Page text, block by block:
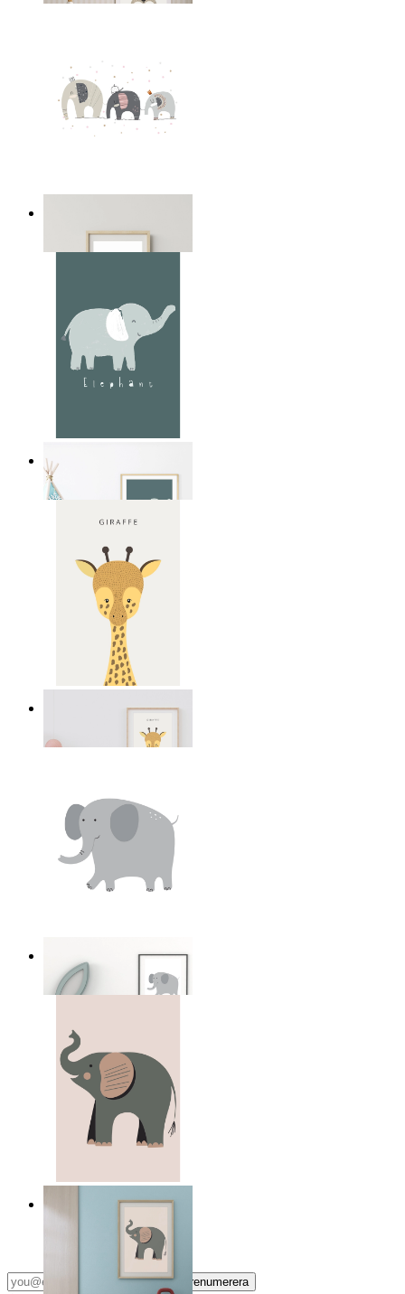
149 kr
Mjuk djungel elefant
Från
Från
Mjuk safari elefant
Från 149 kr
Lugn elefant
Prenumerera